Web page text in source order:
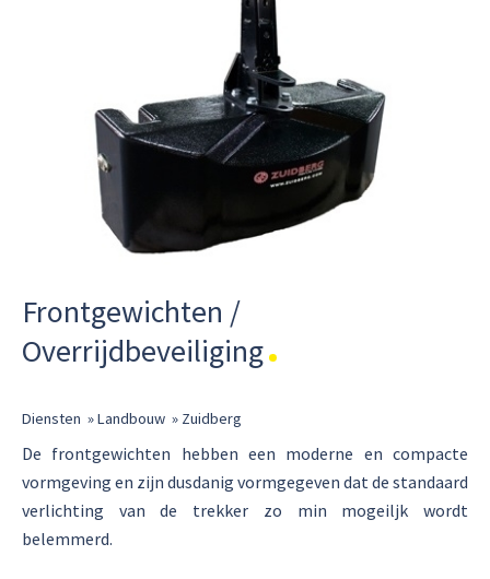
Frontgewichten /
Overrijdbeveiliging
Diensten »Landbouw » Zuidberg
De frontgewichten hebben een moderne en compacte
vormgeving en zijn dusdanig vormgegeven dat de standaard
verlichting van de trekker zo min mogeiljk wordt
belemmerd.